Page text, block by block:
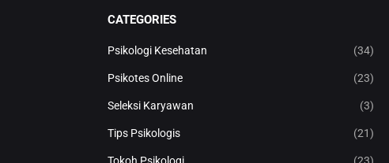
CATEGORIES
Psikologi Kesehatan (34)
Psikotes Online (23)
Seleksi Karyawan (3)
Tips Psikologis (21)